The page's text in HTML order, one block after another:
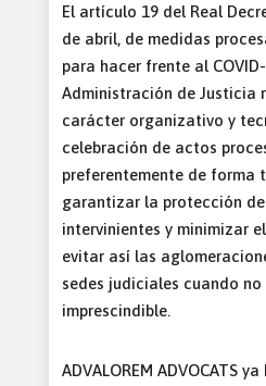
El artículo 19 del Real
de abril, de medidas
para hacer frente al
Administración de Justicia
carácter organizativo y
celebración de actos
preferentemente de forma
garantizar la protección
intervinientes y minimizar
evitar así las
sedes judiciales cuando no
imprescindible.
ADVALOREM ADVOCATS